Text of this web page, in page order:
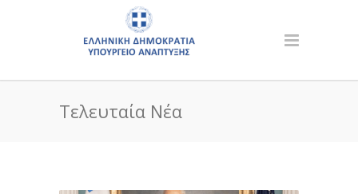
Τελευταία Νέα